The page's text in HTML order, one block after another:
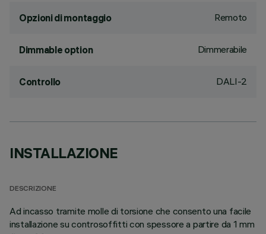
Opzioni di montaggio Remoto
Dimmable option Dimmerabile
Controllo DALI-2
INSTALLAZIONE
DESCRIZIONE
Ad incasso tramite molle di torsione che consento una facile
installazione su controsoffitti con spessore a partire da 1 mm